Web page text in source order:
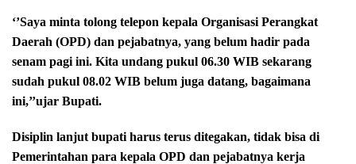
‘’Saya minta tolong telepon kepala Organisasi Perangkat
Daerah (OPD) dan pejabatnya, yang belum hadir pada
senam pagi ini. Kita undang pukul 06.30 WIB sekarang
sudah pukul 08.02 WIB belum juga datang, bagaimana
ini,’’ujar Bupati.
Disiplin lanjut bupati harus terus ditegakan, tidak bisa di
Pemerintahan para kepala OPD dan pejabatnya kerja